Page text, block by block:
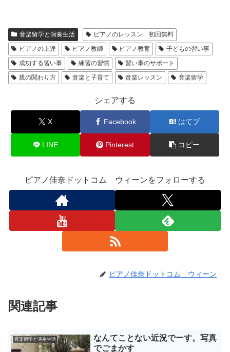
音楽留学と演奏生活
ピアノのレッスン 初回無料
ピアノの上達
ピアノ教師 ピアノ教育
子どもの習い事
成功する習い事
練習の習慣
習い事のサポート
親の関わり方
音楽と子育て 音楽レッスン 音楽留学
シェアする
X Facebook はてブ
LINE Pinterest コピー
ピアノ佳奈ドットコム ウィーンをフォローする
ピアノ佳奈ドットコム ウィーン
関連記事
音楽留学と演奏生活
なんてことない近況でーす。写真
でごまかす